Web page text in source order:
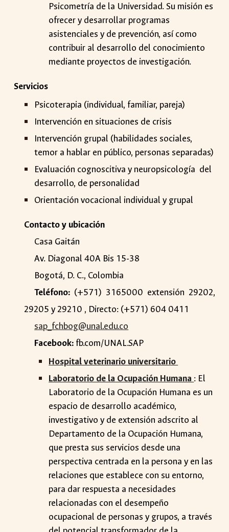
Psicometría de la Universidad. Su misión es
ofrecer y desarrollar programas
asistenciales y de prevención, así como
contribuir al desarrollo del conocimiento
mediante proyectos de investigación.
Servicios
Psicoterapia (individual, familiar, pareja)
Intervención en situaciones de crisis
Intervención grupal (habilidades sociales,
temor a hablar en público, personas separadas)
Evaluación cognoscitiva y neuropsicología del
desarrollo, de personalidad
Orientación vocacional individual y grupal
Contacto y ubicación
Casa Gaitán
Av. Diagonal 40A Bis 15-38
Bogotá, D. C., Colombia
Teléfono: (+571) 3165000 extensión 29202,
29205 y 29210 , Directo: (+571) 604 0411
sap_fchbog@unal.edu.co
Facebook: fb.com/UNAL.SAP
Hospital veterinario universitario
Laboratorio de la Ocupación Humana : El
Laboratorio de la Ocupación Humana es un
espacio de desarrollo académico,
investigativo y de extensión adscrito al
Departamento de la Ocupación Humana,
que presta sus servicios desde una
perspectiva centrada en la persona y en las
relaciones que establece con su entorno,
para dar respuesta a necesidades
relacionadas con el desempeño
ocupacional de personas y grupos, a través